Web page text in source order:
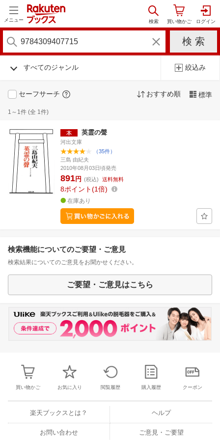
メニュー
すべてのジャンル 絞込み
セーフサーチ おすすめ順 標準
1～1件 (全 1件)
英霊の聲
河出文庫
（35件）
三島 由紀夫
2010年08月03日頃発売
891円 (税込) 送料無料
8ポイント 1倍
在庫あり
検索機能についてのご要望・ご意見
検索結果についてのご意見をお聞かせください。
ご要望・ご意見はこちら
買い物かご お気に入り 閲覧履歴 購入履歴 クーポン
楽天ブックスとは？ ヘルプ
お問い合わせ ご意見・ご要望